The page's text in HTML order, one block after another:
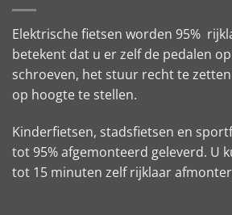
Elektrische fietsen worden 95%
betekent dat u er zelf de pedalen
schroeven, het stuur recht te
op hoogte te stellen.
Kinderfietsen, stadsfietsen en
tot 95% afgemonteerd geleverd. U
tot 15 minuten zelf rijklaar